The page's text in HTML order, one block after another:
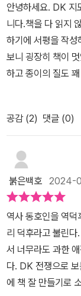
안녕하세요. DK 지
니다.책을 다 읽지
하기에 서평을 작성
보니 굉장히 책이
하고 종이의 질도
의 특징은 전투상
니다.먼저 개괄적으
에 어떻게 역사가
는 색깔이 다른 화
명이 나옵니다.처
근차근 순서대로
간 중간 세밀한 그
다.다음 사진은 전
풀컬러라서 책을 만
습니다.고대의 전
이집트와 히타이트
니다.람세스의 4개
공감 (2) 댓글 (0)
붉은백호 2024-
역사 동호인을 역덕
리 덕후라고 불린
서 너무라도 과한
다. DK 전쟁으로
에 책 잘 만들기로